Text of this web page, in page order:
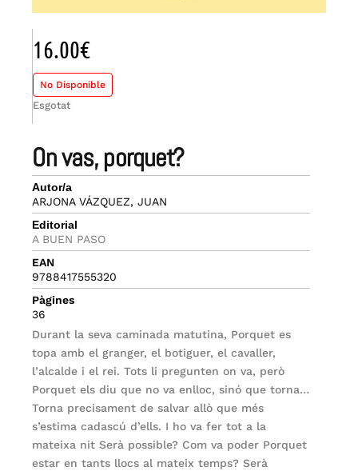
on vas, porquet?
Autor/a
ARJONA VÁZQUEZ, JUAN
Editorial
A BUEN PASO
EAN
9788417555320
Pàgines
36
Durant la seva caminada matutina, Porquet es
topa amb el granger, el botiguer, el cavaller,
l’alcalde i el rei. Tots li pregunten on va, però
Porquet els diu que no va enlloc, sinó que torna…
Torna precisament de salvar allò que més
s’estima cadascú d’ells. I ho va fer tot a la
mateixa nit Serà possible? Com va poder Porquet
estar en tants llocs al mateix temps? Serà
16.00€
No Disponible
Esgotat